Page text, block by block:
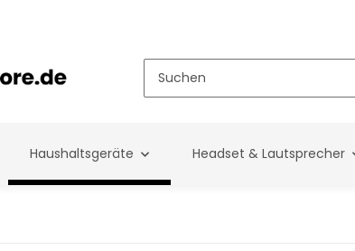
Haushaltsgeräte Headset & Lautsprecher